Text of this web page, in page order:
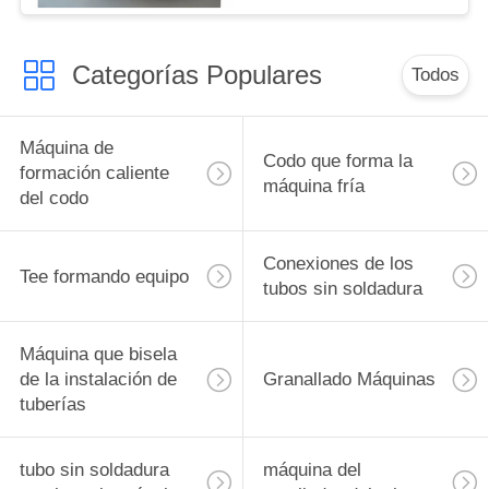
Categorías Populares Todos
Máquina de
formación caliente
del codo
Codo que forma la
máquina fría
Tee formando equipo
Conexiones de los
tubos sin soldadura
Máquina que bisela
de la instalación de
tuberías
Granallado Máquinas
tubo sin soldadura
máquina del